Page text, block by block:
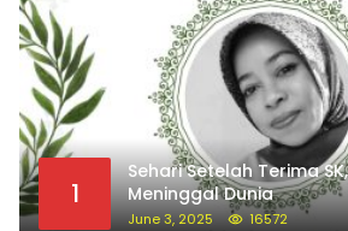
1
Sehari Setelah Terima
Meninggal Dunia
June 3, 2025 16572